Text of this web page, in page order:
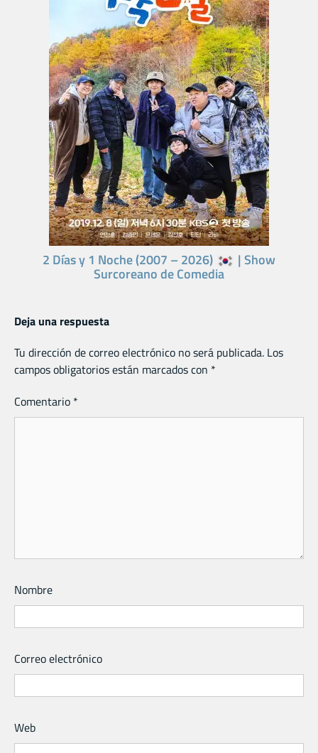
2 Días y 1 Noche (2007 – 2026) | Show
Surcoreano de Comedia
Deja una respuesta
Tu dirección de correo electrónico no será publicada. Los
campos obligatorios están marcados con *
Comentario *
Nombre
Correo electrónico
Web